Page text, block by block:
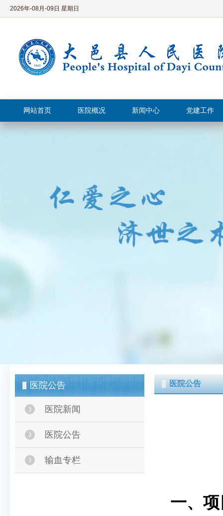
2026年-08月-09日 星期日
网站首页 医院概况 新闻中心 党建工作
医院公告
医院新闻
医院公告
输血专栏
医院公告
一、